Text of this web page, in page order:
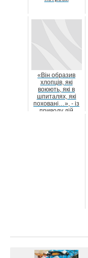
«Він образив
хлопців, які
воюють, які в
шпиталях, які
поховані…», - із
приводу дій